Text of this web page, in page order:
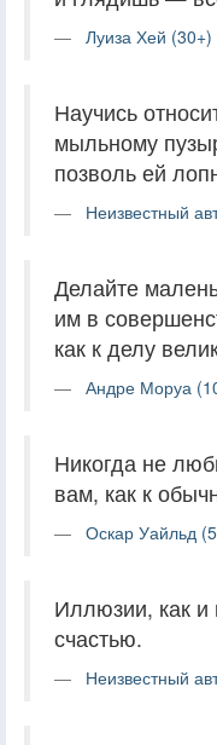
Луиза Хей (30+)
Научись
мыльному
позволь ей
Неизвестный
Делайте
им в
как к делу
Андре Моруа
Никогда не
вам, как к
Оскар Уайльд
Иллюзии, как и
счастью.
Неизвестный